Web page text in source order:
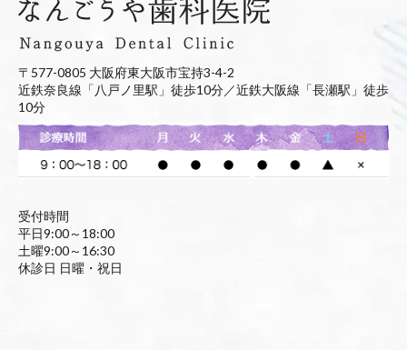
〒577-0805 大阪府東大阪市宝持3-4-2
近鉄奈良線「八戸ノ里駅」徒歩10分／近鉄大阪線「長瀬駅」徒歩
10分
受付時間
平日9:00～18:00
土曜9:00～16:30
休診日 日曜・祝日